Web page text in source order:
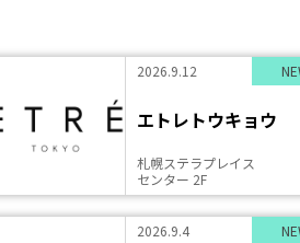
2026.9.12
エトレトウキョウ
札幌ステラプレイス
センター 2F
2026.9.4